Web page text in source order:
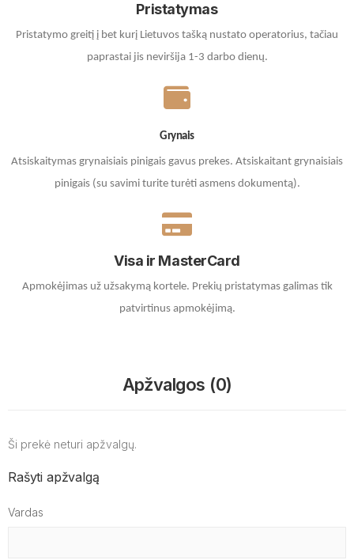
Pristatymas
Pristatymo greitį į bet kurį Lietuvos tašką nustato operatorius, tačiau
paprastai jis neviršija 1-3 darbo dienų.
Grynais
Atsiskaitymas grynaisiais pinigais gavus prekes. Atsiskaitant grynaisiais
pinigais (su savimi turite turėti asmens dokumentą).
Visa ir MasterCard
Apmokėjimas už užsakymą kortele. Prekių pristatymas galimas tik
patvirtinus apmokėjimą.
Apžvalgos (0)
Ši prekė neturi apžvalgų.
Rašyti apžvalgą
Vardas